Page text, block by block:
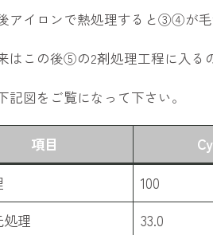
アイロンで熱処理すると③④が毛
はこの後⑤の2剤処理工程に入る
記図をご覧になって下さい。
項目
100
理
33.0